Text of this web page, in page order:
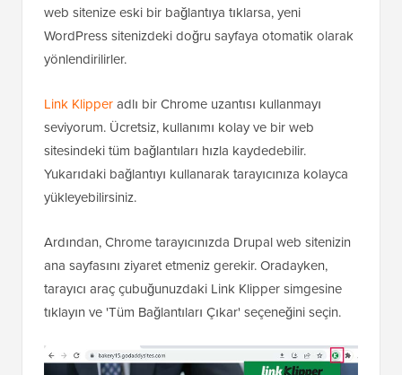
web sitenize eski bir bağlantıya tıklarsa, yeni
WordPress sitenizdeki doğru sayfaya otomatik olarak
yönlendirilirler.
Link Klipperadlı bir Chrome uzantısı kullanmayı
seviyorum. Ücretsiz, kullanımı kolay ve bir web
sitesindeki tüm bağlantıları hızla kaydedebilir.
Yukarıdaki bağlantıyı kullanarak tarayıcınıza kolayca
yükleyebilirsiniz.
Ardından, Chrome tarayıcınızda Drupal web sitenizin
ana sayfasını ziyaret etmeniz gerekir. Oradayken,
tarayıcı araç çubuğunuzdaki Link Klipper simgesine
tıklayın ve 'Tüm Bağlantıları Çıkar' seçeneğini seçin.